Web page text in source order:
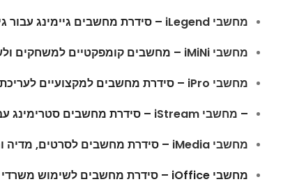
מחשבי iLegend
– סידרת מחשבים גיימינג
מחשבי iMiNi
– מחשבים קומפקטיים למשחקים
מחשבי iPro
– סידרת מחשבים למקצועיים לעריכת
– מחשבי iStream – סידרת מחשבים סטרימינג
מחשבי iMedia
– סידרת מחשבים לסרטים, מדיה
מחשבי iOffice – סידרת מחשבים לשימוש משרדי בעיצוב קומפקטי וחדשני לכל שימוש יום יומי.